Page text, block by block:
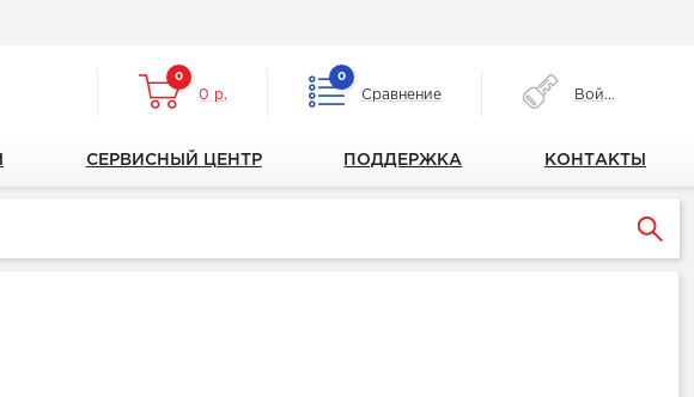
0
0 р.
0
Сравнение Войти
СЕРВИСНЫЙ ЦЕНТР ПОДДЕРЖКА КОНТАКТЫ